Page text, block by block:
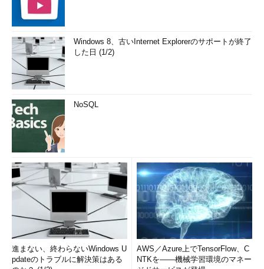
Windows 8、古いInternet Explorerのサポートが終了
した日 (1/2)
NoSQL
進まない、終わらないWindows U
pdateのトラブルに解決策はある
AWS／Azure上でTensorFlow、C
NTKを――機械学習環境のマネー